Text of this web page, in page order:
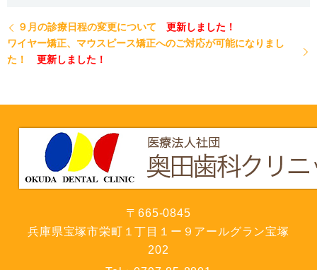
９月の診療日程の変更について 更新しました！
ワイヤー矯正、マウスピース矯正へのご対応が可能になりまし
た！ 更新しました！
〒665-0845
兵庫県宝塚市栄町１丁目１ー９アールグラン宝塚
202